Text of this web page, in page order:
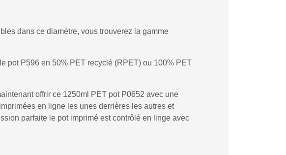
dans ce diamètre, vous trouverez la gamme
pot P596 en 50% PET recyclé (RPET) ou 100% PET
offrir ce 1250ml PET pot P0652 avec une
en ligne les unes derrières les autres et
parfaite le pot imprimé est contrôlé en linge avec